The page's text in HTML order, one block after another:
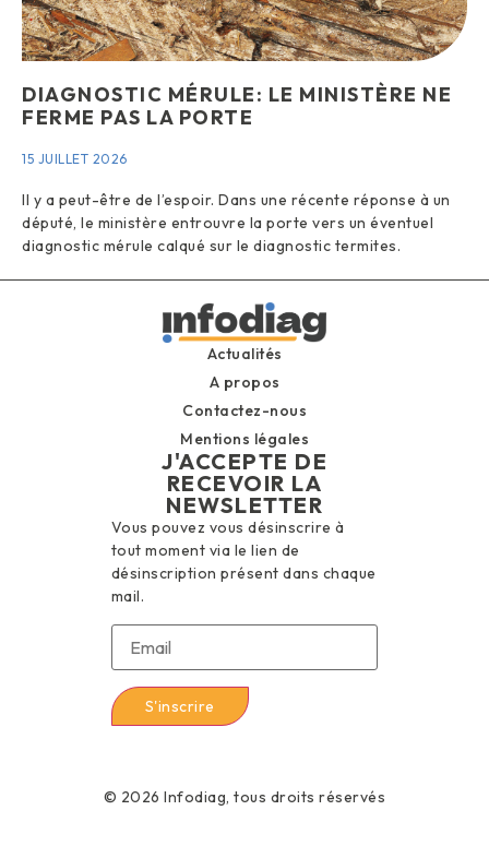
DIAGNOSTIC MÉRULE: LE MINISTÈRE NE
FERME PAS LA PORTE
15 JUILLET 2026
Il y a peut-être de l’espoir. Dans une récente réponse à un
député, le ministère entrouvre la porte vers un éventuel
diagnostic mérule calqué sur le diagnostic termites.
Actualités
A propos
Contactez-nous
Mentions légales
J'ACCEPTE DE
RECEVOIR LA
NEWSLETTER
Vous pouvez vous désinscrire à
tout moment via le lien de
désinscription présent dans chaque
mail.
© 2026 Infodiag, tous droits réservés